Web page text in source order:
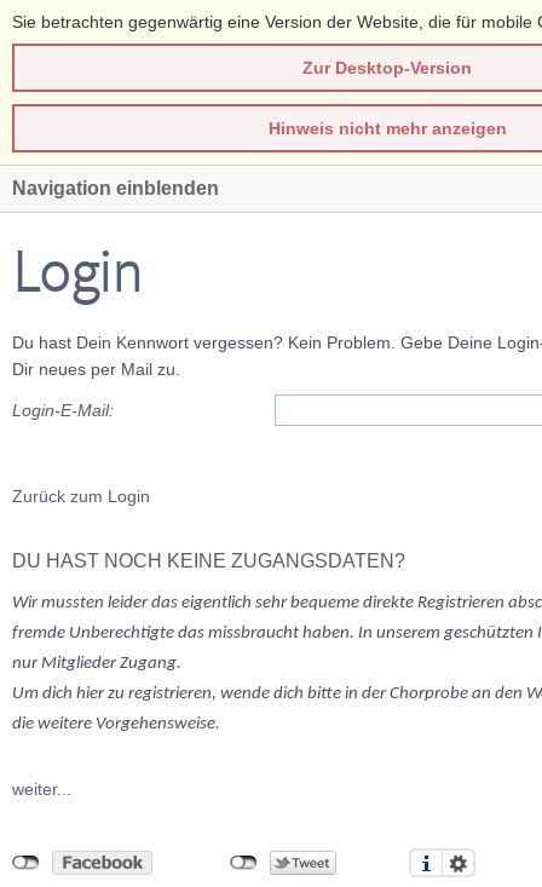
Sie betrachten gegenwärtig eine Version der Website, die für mobile
Zur Desktop-Version
Hinweis nicht mehr anzeigen
Navigation einblenden
Login
Du hast Dein Kennwort vergessen? Kein Problem. Gebe Deine
Dir neues per Mail zu.
Login-E-Mail:
Zurück zum Login
DU HAST NOCH KEINE ZUGANGSDATEN?
Wir mussten leiderdas eigentlich sehr bequeme direkte Registrieren
fremde Unberechtigte das missbraucht haben. In unserem
nur Mitglieder Zugang.
Um dich hier zu registrieren, wende dich bitte in der Chorprobe an den
die weitere Vorgehensweise.
weiter...